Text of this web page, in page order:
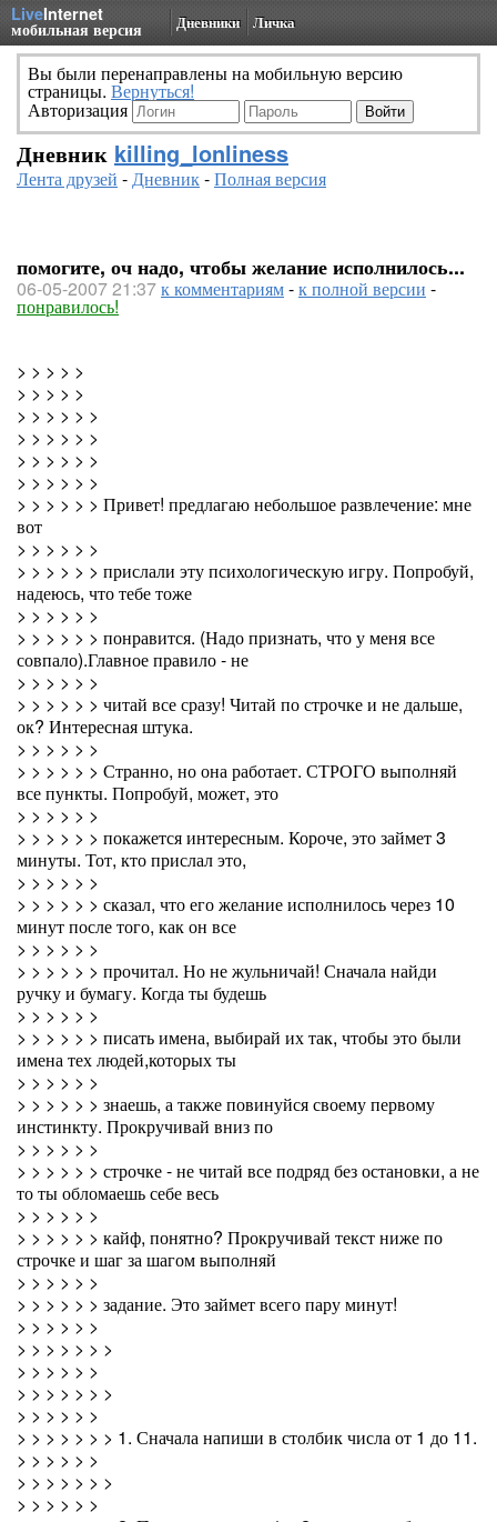
LiveInternet
мобильная версия Дневники Личка
Вы были перенаправлены на мобильную версию
страницы. Вернуться!
Авторизация
Дневник killing_lonliness
Лента друзей -Дневник-Полная версия
помогите, оч надо, чтобы желание исполнилось...
06-05-2007 21:37к комментариям-к полной версии -
понравилось!
> > > > >
> > > > >
> > > > > >
> > > > > >
> > > > > >
> > > > > >
> > > > > > Привет! предлагаю небольшое развлечение: мне
вот
> > > > > >
> > > > > > прислали эту психологическую игру. Попробуй,
надеюсь, что тебе тоже
> > > > > >
> > > > > > понравится. (Надо признать, что у меня все
совпало).Главное правило - не
> > > > > >
> > > > > > читай все сразу! Читай по строчке и не дальше,
ок? Интересная штука.
> > > > > >
> > > > > > Странно, но она работает. СТРОГО выполняй
все пункты. Попробуй, может, это
> > > > > >
> > > > > > покажется интересным. Короче, это займет 3
минуты. Тот, кто прислал это,
> > > > > >
> > > > > > сказал, что его желание исполнилось через 10
минут после того, как он все
> > > > > >
> > > > > > прочитал. Но не жульничай! Сначала найди
ручку и бумагу. Когда ты будешь
> > > > > >
> > > > > > писать имена, выбирай их так, чтобы это были
имена тех людей,которых ты
> > > > > >
> > > > > > знаешь, а также повинуйся своему первому
инстинкту. Прокручивай вниз по
> > > > > >
> > > > > > строчке - не читай все подряд без остановки, а не
то ты обломаешь себе весь
> > > > > >
> > > > > > кайф, понятно? Прокручивай текст ниже по
строчке и шаг за шагом выполняй
> > > > > >
> > > > > > задание. Это займет всего пару минут!
> > > > > >
> > > > > > >
> > > > > >
> > > > > > >
> > > > > >
> > > > > > > 1. Сначала напиши в столбик числа от 1 до 11.
> > > > > >
> > > > > > >
> > > > > >